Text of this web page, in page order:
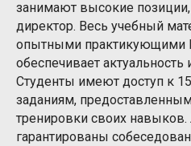
занимают высокие позиции,
директор. Весь учебный
опытными практикующими
обеспечивает актуальность
Студенты имеют доступ к
заданиям,
тренировки своих
гарантированы